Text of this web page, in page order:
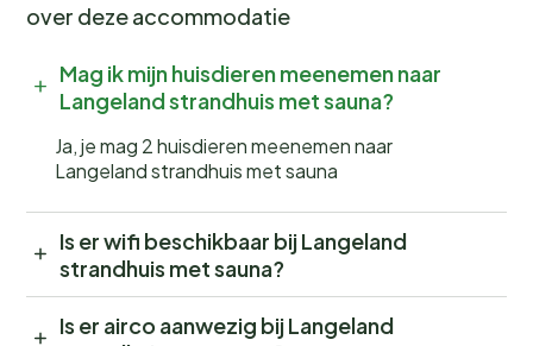
over deze accommodatie
Mag ik mijn huisdieren meenemen naar
Langeland strandhuis met sauna?
Ja, je mag 2 huisdieren meenemen naar
Langeland strandhuis met sauna
Is er wifi beschikbaar bij Langeland
strandhuis met sauna?
Is er airco aanwezig bij Langeland